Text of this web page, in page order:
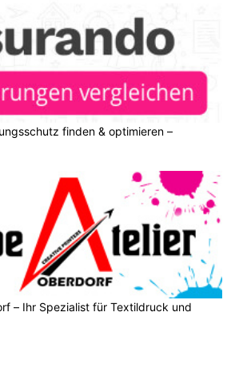
finden & optimieren –
– Ihr Spezialist für Textildruck und